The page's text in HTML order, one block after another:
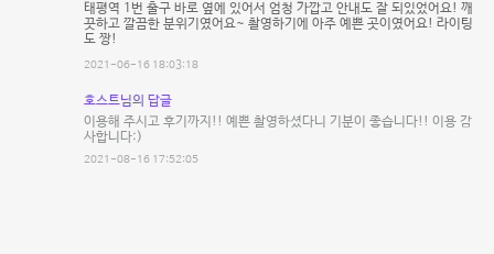
태평역 1번 출구 바로 옆에 있어서 엄청 가깝고 안내도 잘 되있었어요! 깨
끗하고 깔끔한 분위기였어요~ 촬영하기에 아주 예쁜 곳이였어요! 라이팅
도 짱!
2021-06-16 18:03:18
호스트님의 답글
이용해 주시고 후기까지!! 예쁜 촬영하셨다니 기분이 좋습니다!! 이용 감
사합니다:)
2021-08-16 17:52:05